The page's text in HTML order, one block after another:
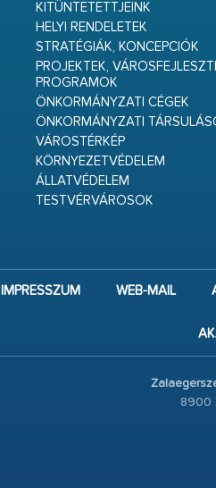
KITÜNTETETTJEINK
HELYI RENDELETEK
STRATÉGIÁK, KONCEPCIÓK
PROJEKTEK,
PROGRAMOK
ÖNKORMÁNYZATI CÉGEK
ÖNKORMÁNYZATI
VÁROSTÉRKÉP
KÖRNYEZETVÉDELEM
ÁLLATVÉDELEM
TESTVÉRVÁROSOK
IMPRESSZUM WEB-MAIL
8900